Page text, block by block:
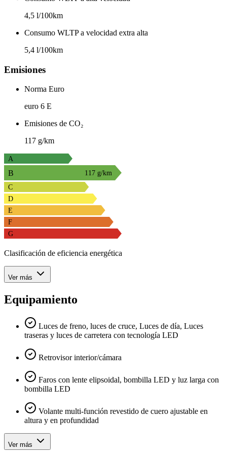
4,5 l/100km
Consumo WLTP a velocidad extra alta
5,4 l/100km
Emisiones
Norma Euro
euro 6 E
Emisiones de CO₂
117 g/km
A
B
117 g/km
C
D
E
F
G
Clasificación de eficiencia energética
Ver más
Equipamiento
Luces de freno, luces de cruce, Luces de día, Luces
traseras y luces de carretera con tecnología LED
Retrovisor interior/cámara
Faros con lente elipsoidal, bombilla LED y luz larga con
bombilla LED
Volante multi-función revestido de cuero ajustable en
altura y en profundidad
Ver más